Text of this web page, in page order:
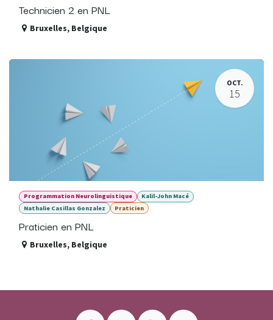
Technicien 2 en PNL
Bruxelles, Belgique
OCT.
15
Programmation Neurolinguistique
Kalil-John Macé
Nathalie Casillas Gonzalez
Praticien
Praticien en PNL
Bruxelles, Belgique